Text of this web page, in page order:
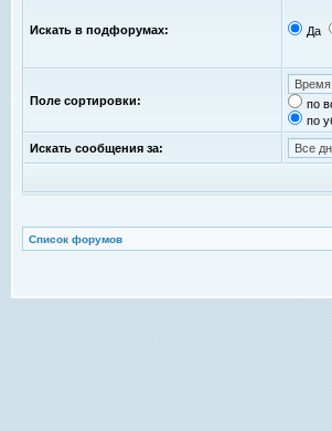
Искать в подфорумах: Да
Поле сортировки:
по
по
Искать сообщения за:
Список форумов